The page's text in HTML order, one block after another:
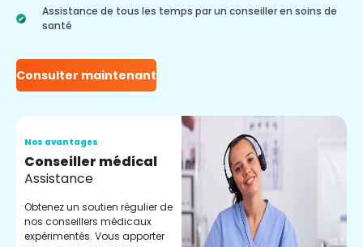
Assistance de tous les temps par un conseiller en soins de
santé
Consulter maintenant
Nos avantages
Conseiller médical
Assistance
Obtenez un soutien régulier de
nos conseillers médicaux
expérimentés. Vous apporter